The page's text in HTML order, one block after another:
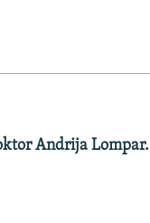
Andrija Lompar.